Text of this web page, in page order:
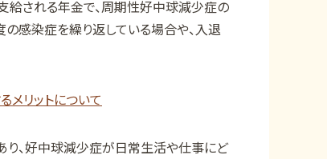
給される年金で、周期性好中球減少症の
感染症を繰り返している場合や、入退
リットについて
、好中球減少症が日常生活や仕事にど